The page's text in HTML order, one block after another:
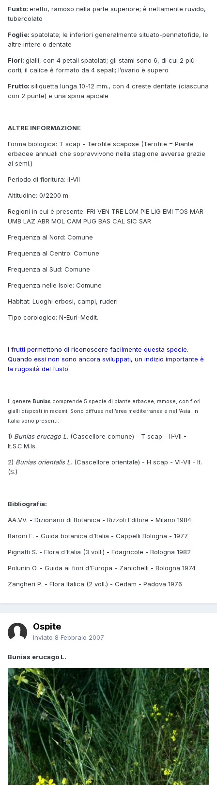
Fusto: eretto, ramoso nella parte superiore; è nettamente ruvido,
tubercolato
Foglie: spatolate; le inferiori generalmente situato-pennatofide, le
altre intere o dentate
Fiori: gialli, con 4 petali spatolati; gli stami sono 6, di cui 2 più
corti; il calice è formato da 4 sepali; l’ovario è supero
Frutto: siliquetta lunga 10-12 mm., con 4 creste dentate (ciascuna
con 2 punte) e una spina apicale
ALTRE INFORMAZIONI:
Forma biologica: T scap - Terofite scapose (Terofite = Piante
erbacee annuali che sopravvivono nella stagione avversa grazie
ai semi.)
Periodo di fioritura: II-VII
Altitudine: 0/2200 m.
Regioni in cui è presente: FRI VEN TRE LOM PIE LIG EMI TOS MAR
UMB LAZ ABR MOL CAM PUG BAS CAL SIC SAR
Frequenza al Nord: Comune
Frequenza al Centro: Comune
Frequenza al Sud: Comune
Frequenza nelle Isole: Comune
Habitat: Luoghi erbosi, campi, ruderi
Tipo corologico: N-Euri-Medit.
I frutti permettono di riconoscere facilmente questa specie.
Quando essi non sono ancora sviluppati, un indizio importante è
la rugosità del fusto.
Il genere Bunias comprende 5 specie di piante erbacee, ramose, con fiori
gialli disposti in racemi. Sono diffuse nell’area mediterranea e nell’Asia. In
Italia sono presenti:
1) Bunias erucago L. (Cascellore comune) - T scap - II-VII -
It.S.C.M.Is.
2) Bunias orientalis L. (Cascellore orientale) - H scap - VI-VII - It.
(S.)
Bibliografia:
AA.VV. - Dizionario di Botanica - Rizzoli Editore - Milano 1984
Baroni E. - Guida botanica d'Italia - Cappelli Bologna - 1977
Pignatti S. - Flora d'Italia (3 voll.) - Edagricole - Bologna 1982
Polunin O. - Guida ai fiori d'Europa - Zanichelli - Bologna 1974
Zangheri P. - Flora Italica (2 voll.) - Cedam - Padova 1976
Ospite
Inviato 8 Febbraio 2007
Bunias erucago L.